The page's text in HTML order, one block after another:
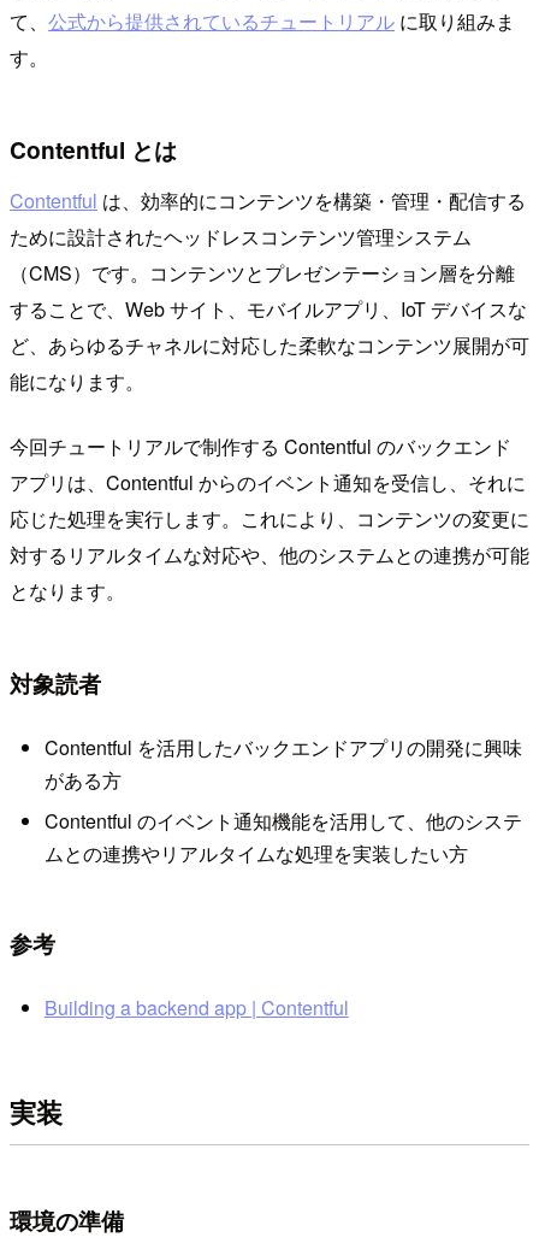
て、 公式から提供されているチュートリアル に取り組みま
す。
Contentful とは
Contentful は、効率的にコンテンツを構築・管理・配信する
ために設計されたヘッドレスコンテンツ管理システム
（CMS）です。コンテンツとプレゼンテーション層を分離
することで、Web サイト、モバイルアプリ、IoT デバイスな
ど、あらゆるチャネルに対応した柔軟なコンテンツ展開が可
能になります。
今回チュートリアルで制作する Contentful のバックエンド
アプリは、Contentful からのイベント通知を受信し、それに
応じた処理を実行します。これにより、コンテンツの変更に
対するリアルタイムな対応や、他のシステムとの連携が可能
となります。
対象読者
Contentful を活用したバックエンドアプリの開発に興味
がある方
Contentful のイベント通知機能を活用して、他のシステ
ムとの連携やリアルタイムな処理を実装したい方
参考
Building a backend app | Contentful
実装
環境の準備